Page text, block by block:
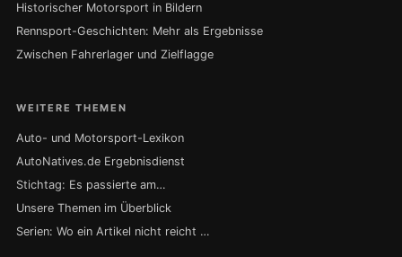
Historischer Motorsport in Bildern
Rennsport-Geschichten: Mehr als Ergebnisse
Zwischen Fahrerlager und Zielflagge
WEITERE THEMEN
Auto- und Motorsport-Lexikon
AutoNatives.de Ergebnisdienst
Stichtag: Es passierte am…
Unsere Themen im Überblick
Serien: Wo ein Artikel nicht reicht …